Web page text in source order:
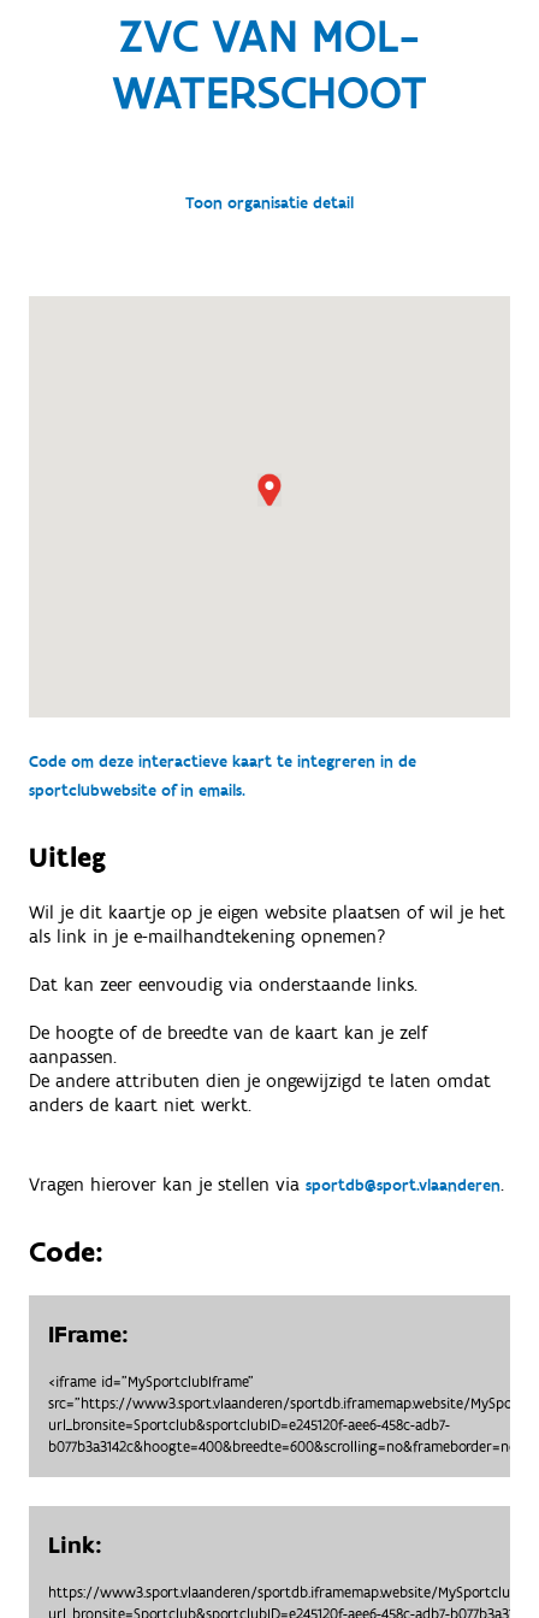
ZVC VAN MOL-
WATERSCHOOT
Toon organisatie detail
Code om deze interactieve kaart te integreren in de
sportclubwebsite of in emails.
Uitleg
Wil je dit kaartje op je eigen website plaatsen of wil je het
als link in je e-mailhandtekening opnemen?
Dat kan zeer eenvoudig via onderstaande links.
De hoogte of de breedte van de kaart kan je zelf
aanpassen.
De andere attributen dien je ongewijzigd te laten omdat
anders de kaart niet werkt.
Vragen hierover kan je stellen via sportdb@sport.vlaanderen.
Code:
IFrame:
<iframe id="MySportclubIframe"
src="https://www3.sport.vlaanderen/sportdb.iframemap.website/
url_bronsite=Sportclub&sportclubID=e245120f-aee6-458c-adb7-
b077b3a3142c&hoogte=400&breedte=600&scrolling=no&frameborder=no">
Link:
https://www3.sport.vlaanderen/sportdb.iframemap.website/